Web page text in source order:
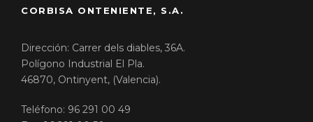
CORBISA ONTENIENTE, S.A.
Dirección: Carrer dels diables, 36A.
Polígono Industrial El Pla.
46870, Ontinyent, (Valencia).
Teléfono: 96 291 00 49